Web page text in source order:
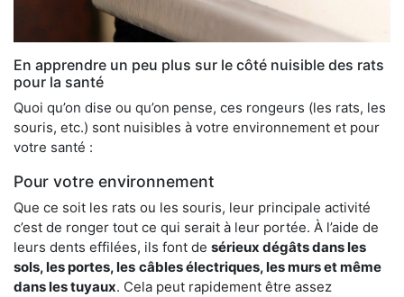
En apprendre un peu plus sur le côté nuisible des rats
pour la santé
Quoi qu’on dise ou qu’on pense, ces rongeurs (les rats, les
souris, etc.) sont nuisibles à votre environnement et pour
votre santé :
Pour votre environnement
Que ce soit les rats ou les souris, leur principale activité
c’est de ronger tout ce qui serait à leur portée. À l’aide de
leurs dents effilées, ils font de sérieux dégâts dans les
sols, les portes, les câbles électriques, les murs et même
dans les tuyaux. Cela peut rapidement être assez